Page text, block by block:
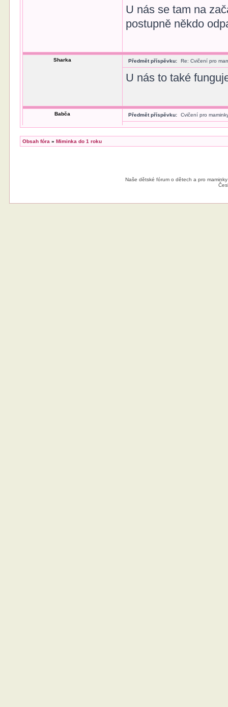
U nás se tam na
postupně někdo
Sharka Předmět příspěvku: Re: Cvičení pro
U nás to také
Babča Předmět příspěvku: Cvičení pro
U nás začaly
mohou zacvičit - po
poplatek je pouze
Obsah fóra »Miminka do 1 roku
Naše dětské fórum o dětech a pro